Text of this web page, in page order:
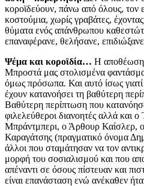
κοροϊδεύουν, πάνω από όλους, τον
κοστούμια, χωρίς γραβάτες,
θύματα ενός απάνθρωπου
επαναφέρανε, θελήσανε,
Ψέμα και κοροϊδία… Η
Μπροστά μας στολισμένα
όμως πρόσωπα. Και αυτό ίσως
έχουν κατανοήσει τη βαθύτερη
Βαθύτερη περίπτωση που
φιλελεύθεροι διανοητές αλλά και
Μπράντμπερι, ο Άρθουρ Καίσλερ,
Καραγάτσης (πραγματικό όνομα
άλλοι που σταμάτησαν να τον
μορφή του σοσιαλισμού και που
απέναντι σε όσους πίστευαν και
είναι επανάσταση ενώ ανέκαθεν